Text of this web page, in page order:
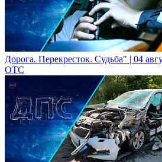
Дорога. Перекресток. Судьба" | 04
ОТС